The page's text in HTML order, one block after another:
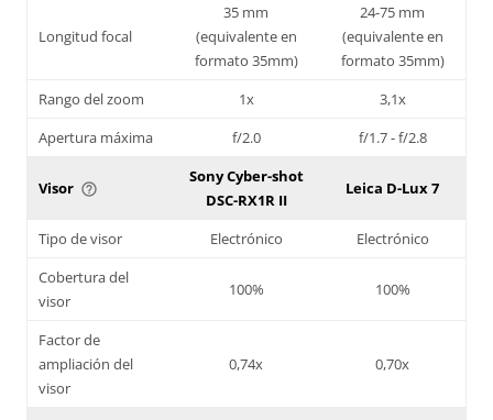
Longitud focal
35 mm
(equivalente en
formato 35mm)
24-75 mm
(equivalente en
formato 35mm)
Rango del zoom
1x
3,1x
Apertura máxima
f/2.0 f/1.7 - f/2.8
Visor help_outline
Sony Cyber-shot
DSC-RX1R II
Leica D-Lux 7
Tipo de visor Electrónico
Electrónico
Cobertura del
visor
100% 100%
Factor de
ampliación del
visor
0,74x 0,70x